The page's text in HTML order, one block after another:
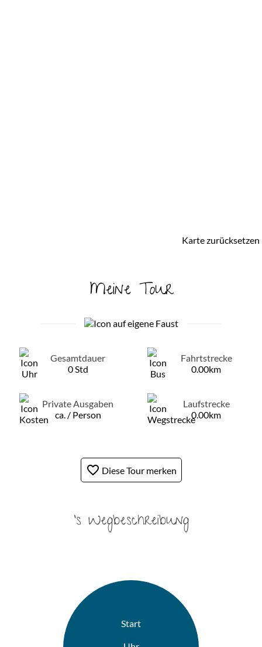
Karte zurücksetzen
Meine Tour
Gesamtdauer
0 Std
Fahrtstrecke
0.00km
Private Ausgaben
ca. / Person
Laufstrecke
0.00km
favorite_border Diese Tour merken
's Wegbeschreibung
Start